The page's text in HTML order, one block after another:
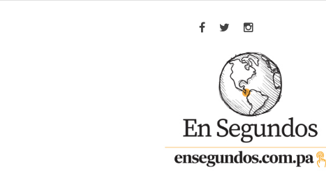
Facebook
TwitterInstagram